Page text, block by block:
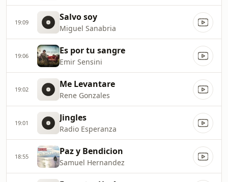
19:09 Salvo soy
Miguel Sanabria
19:06 Es por tu sangre
Emir Sensini
19:02 Me Levantare
Rene Gonzales
19:01 Jingles
Radio Esperanza
18:55 Paz y Bendicion
Samuel Hernandez